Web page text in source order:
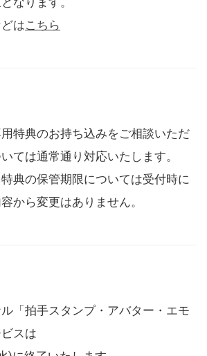
はこちら
特典のお持ち込みをご相談いただ
ては通常通り対応いたします。
典の保管期限については受付時に
から変更はありません。
「拍手スタンプ・アバター・エモ
スは